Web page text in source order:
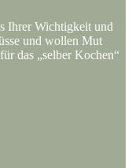
Ihrer Wichtigkeit und
und wollen Mut
das „selber Kochen“